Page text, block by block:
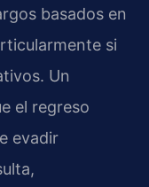
basados en
si
Un
el regreso
evadir